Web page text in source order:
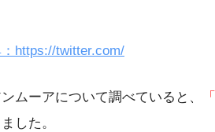
https://twitter.com/
ムーアについて調べていると、
した。